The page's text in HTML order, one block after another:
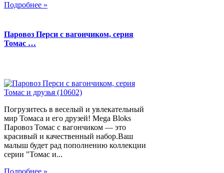
Подробнее »
Паровоз Перси с вагончиком, серия
Томас …
Погрузитесь в веселый и увлекательный
мир Томаса и его друзей! Mega Bloks
Паровоз Томас с вагончиком — это
красивый и качественный набор.Ваш
малыш будет рад пополнению коллекции
серии "Томас и...
Подробнее »